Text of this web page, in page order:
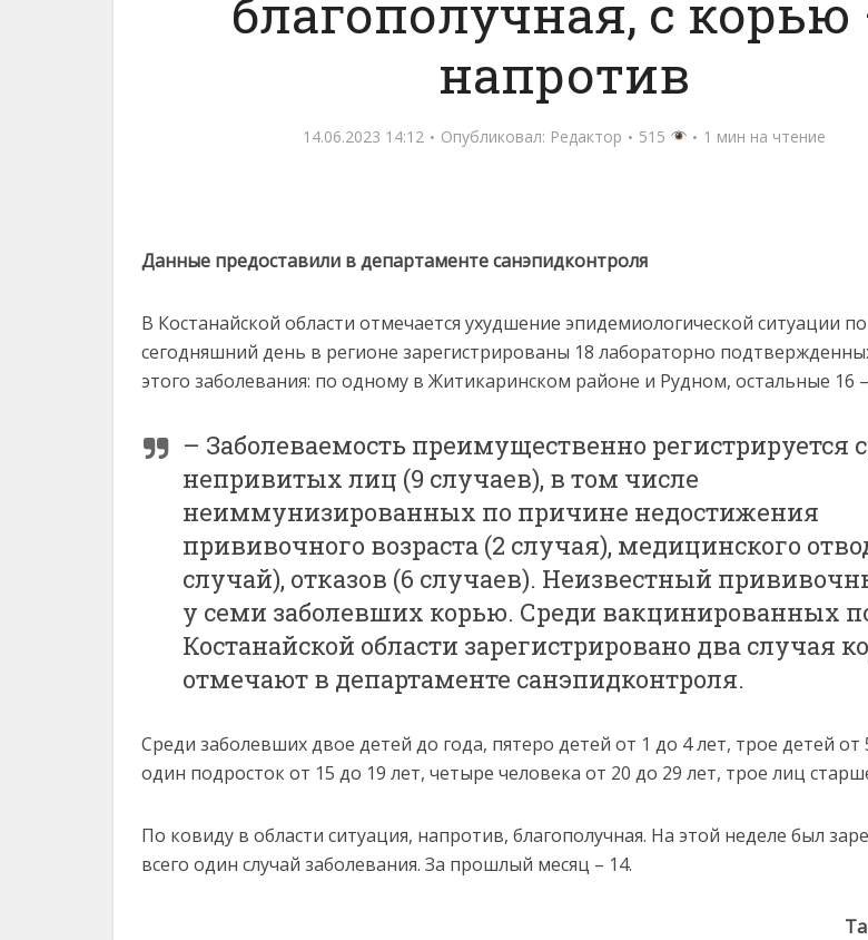
благополучная, с корью
напротив
14.06.2023 14:12 Опубликовал: Редактор 515 1 мин на чтение
Данные предоставили в департаменте санэпидконтроля
В Костанайской области отмечается ухудшение эпидемиологической ситуации
сегодняшний день в регионе зарегистрированы 18 лабораторно
этого заболевания: по одному в Житикаринском районе и Рудном, остальные 16
– Заболеваемость преимущественно регистрируется
непривитых лиц (9 случаев), в том числе
неиммунизированных по причине недостижения
прививочного возраста (2 случая), медицинского
случай), отказов (6 случаев). Неизвестный
у семи заболевших корью. Среди вакцинированных
Костанайской области зарегистрировано два случая
отмечают в департаменте санэпидконтроля.
Среди заболевших двое детей до года, пятеро детей от 1 до 4 лет, трое детей от
один подросток от 15 до 19 лет, четыре человека от 20 до 29 лет, трое лиц
По ковиду в области ситуация, напротив, благополучная. На этой неделе был
всего один случай заболевания. За прошлый месяц – 14.